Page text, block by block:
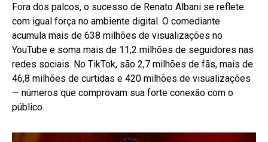
Fora dos palcos, o sucesso de Renato Albani se reflete
com igual força no ambiente digital. O comediante
acumula mais de 638 milhões de visualizações no
YouTube e soma mais de 11,2 milhões de seguidores nas
redes sociais. No TikTok, são 2,7 milhões de fãs, mais de
46,8 milhões de curtidas e 420 milhões de visualizações
— números que comprovam sua forte conexão com o
público.